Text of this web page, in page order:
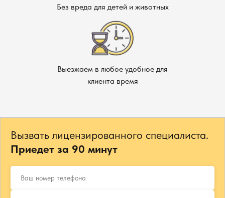
Без вреда для детей и животных
Выезжаем в любое удобное для
клиента время
Вызвать лицензированного специалиста.
Приедет за 90 минут